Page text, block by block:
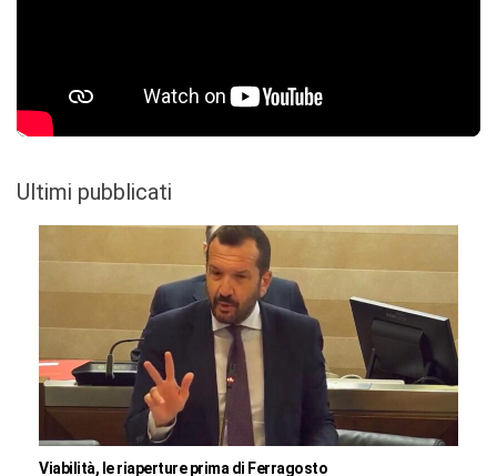
Ultimi pubblicati
Viabilità, le riaperture prima di Ferragosto